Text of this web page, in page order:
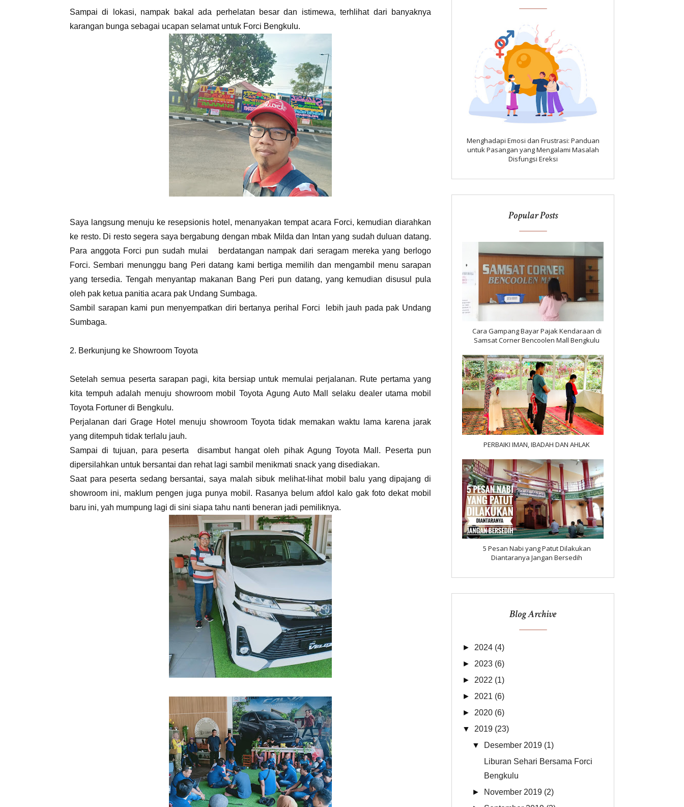
Sampai di lokasi, nampak bakal ada perhelatan besar dan istimewa, terhlihat dari banyaknya
karangan bunga sebagai ucapan selamat untuk Forci Bengkulu.
Saya langsung menuju ke resepsionis hotel, menanyakan tempat acara Forci, kemudian diarahkan
ke resto. Di resto segera saya bergabung dengan mbak Milda dan Intan yang sudah duluan datang.
Para anggota Forci pun sudah mulai berdatangan nampak dari seragam mereka yang berlogo
Forci. Sembari menunggu bang Peri datang kami bertiga memilih dan mengambil menu sarapan
yang tersedia. Tengah menyantap makanan Bang Peri pun datang, yang kemudian disusul pula
oleh pak ketua panitia acara pak Undang Sumbaga.
Sambil sarapan kami pun menyempatkan diri bertanya perihal Forci lebih jauh pada pak Undang
Sumbaga.
2. Berkunjung ke Showroom Toyota
Setelah semua peserta sarapan pagi, kita bersiap untuk memulai perjalanan. Rute pertama yang
kita tempuh adalah menuju showroom mobil Toyota Agung Auto Mall selaku dealer utama mobil
Toyota Fortuner di Bengkulu.
Perjalanan dari Grage Hotel menuju showroom Toyota tidak memakan waktu lama karena jarak
yang ditempuh tidak terlalu jauh.
Sampai di tujuan, para peserta disambut hangat oleh pihak Agung Toyota Mall. Peserta pun
dipersilahkan untuk bersantai dan rehat lagi sambil menikmati snack yang disediakan.
Saat para peserta sedang bersantai, saya malah sibuk melihat-lihat mobil balu yang dipajang di
showroom ini, maklum pengen juga punya mobil. Rasanya belum afdol kalo gak foto dekat mobil
baru ini, yah mumpung lagi di sini siapa tahu nanti beneran jadi pemiliknya.
Menghadapi Emosi dan Frustrasi: Panduan
untuk Pasangan yang Mengalami Masalah
Disfungsi Ereksi
Popular Posts
Cara Gampang Bayar Pajak Kendaraan di
Samsat Corner Bencoolen Mall Bengkulu
PERBAIKI IMAN, IBADAH DAN AHLAK
5 Pesan Nabi yang Patut Dilakukan
Diantaranya Jangan Bersedih
Blog Archive
► 2024 (4)
► 2023 (6)
► 2022 (1)
► 2021 (6)
► 2020 (6)
▼
2019 (23)
▼
Desember 2019 (1)
Liburan Sehari Bersama Forci
Bengkulu
►
November 2019 (2)